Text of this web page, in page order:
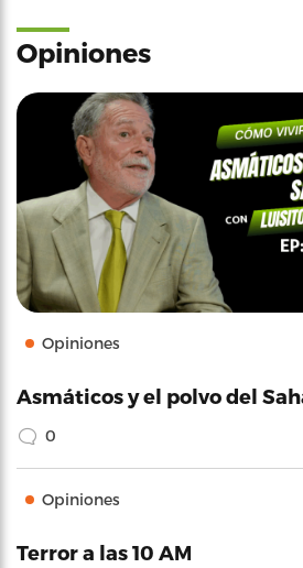
Opiniones
Opiniones
Asmáticos y el polvo del
0
Opiniones
Terror a las 10 AM